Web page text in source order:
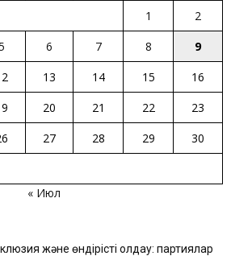
1
2
6 7 8
9
13 14 15
16
20 21 22
23
27 28 29
30
« Июл
және өндірісті қолдау: партиялар